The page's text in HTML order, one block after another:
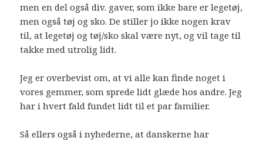
men en del også div. gaver, som ikke bare er legetøj,
men også tøj og sko. De stiller jo ikke nogen krav
til, at legetøj og tøj/sko skal være nyt, og vil tage til
takke med utrolig lidt.
Jeg er overbevist om, at vi alle kan finde noget i
vores gemmer, som sprede lidt glæde hos andre. Jeg
har i hvert fald fundet lidt til et par familier.
Så ellers også i nyhederne, at danskerne har